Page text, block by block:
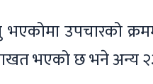
उपचारको
भएको छ भने अन्य